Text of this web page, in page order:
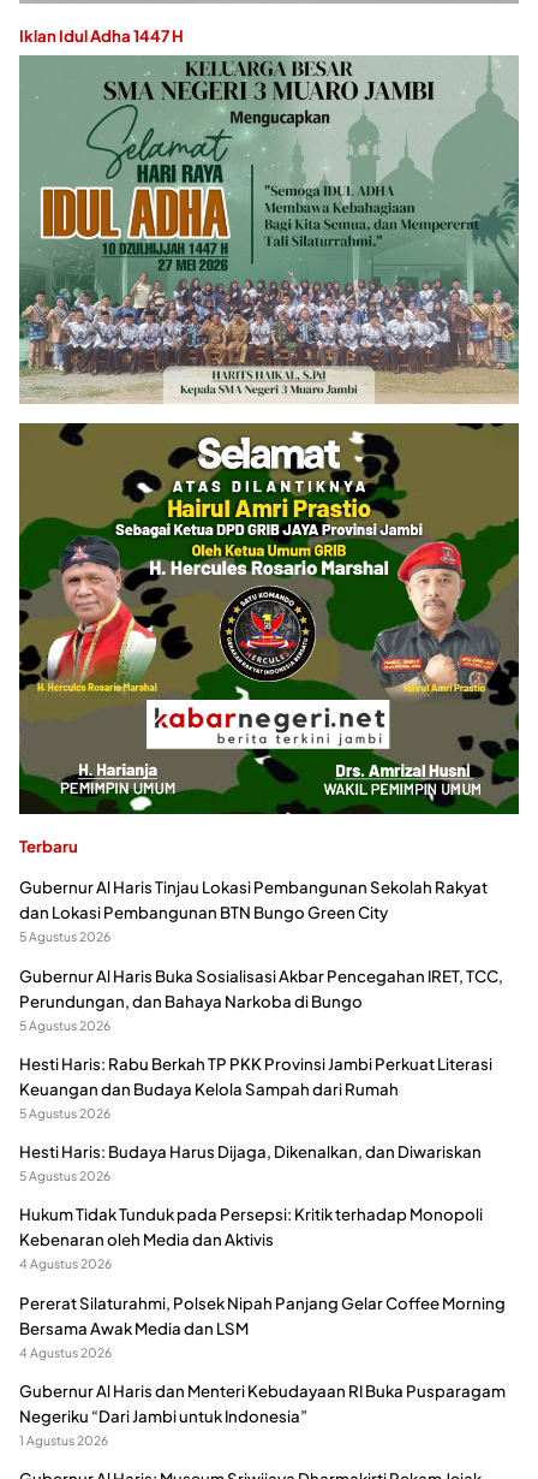
Iklan Idul Adha 1447 H
Terbaru
Gubernur Al Haris Tinjau Lokasi Pembangunan Sekolah Rakyat
dan Lokasi Pembangunan BTN Bungo Green City
5 Agustus 2026
Gubernur Al Haris Buka Sosialisasi Akbar Pencegahan IRET, TCC,
Perundungan, dan Bahaya Narkoba di Bungo
5 Agustus 2026
Hesti Haris: Rabu Berkah TP PKK Provinsi Jambi Perkuat Literasi
Keuangan dan Budaya Kelola Sampah dari Rumah
5 Agustus 2026
Hesti Haris: Budaya Harus Dijaga, Dikenalkan, dan Diwariskan
5 Agustus 2026
Hukum Tidak Tunduk pada Persepsi: Kritik terhadap Monopoli
Kebenaran oleh Media dan Aktivis
4 Agustus 2026
Pererat Silaturahmi, Polsek Nipah Panjang Gelar Coffee Morning
Bersama Awak Media dan LSM
4 Agustus 2026
Gubernur Al Haris dan Menteri Kebudayaan RI Buka Pusparagam
Negeriku “Dari Jambi untuk Indonesia”
1 Agustus 2026